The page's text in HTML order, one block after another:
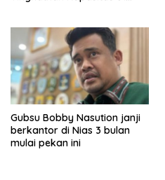
Gubsu Bobby Nasution janji
berkantor di Nias 3 bulan
mulai pekan ini